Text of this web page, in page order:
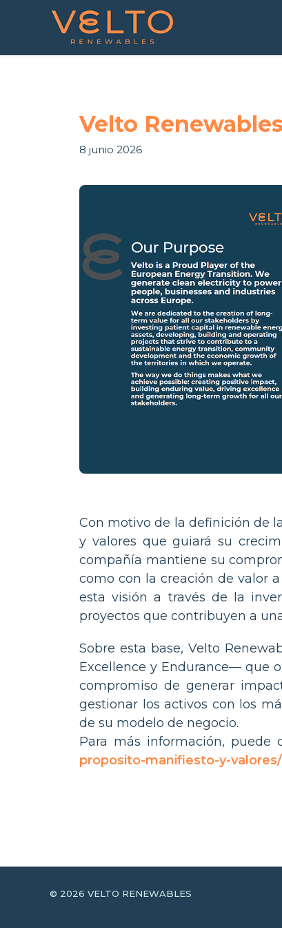
Velto
8 junio 2026
Con motivo de la definición de
y valores que guiará su
compañía mantiene su
como con la creación de valor
esta visión a través de la
proyectos que contribuyen a
Sobre esta base, Velto
Excellence y Endurance— que
compromiso de generar
gestionar los activos con los
de su modelo de negocio.
Para más información, puede
proposito-manifiesto-y-valores/
© 2026 VELTO RENEWABLES